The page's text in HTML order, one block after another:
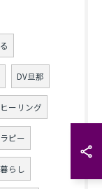
DV旦那
ーリング
ピー
らし